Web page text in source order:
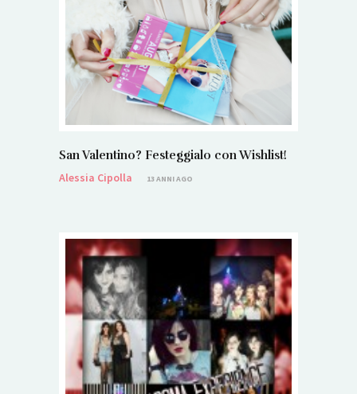
San Valentino? Festeggialo con Wishlist!
Alessia Cipolla
13 ANNI AGO